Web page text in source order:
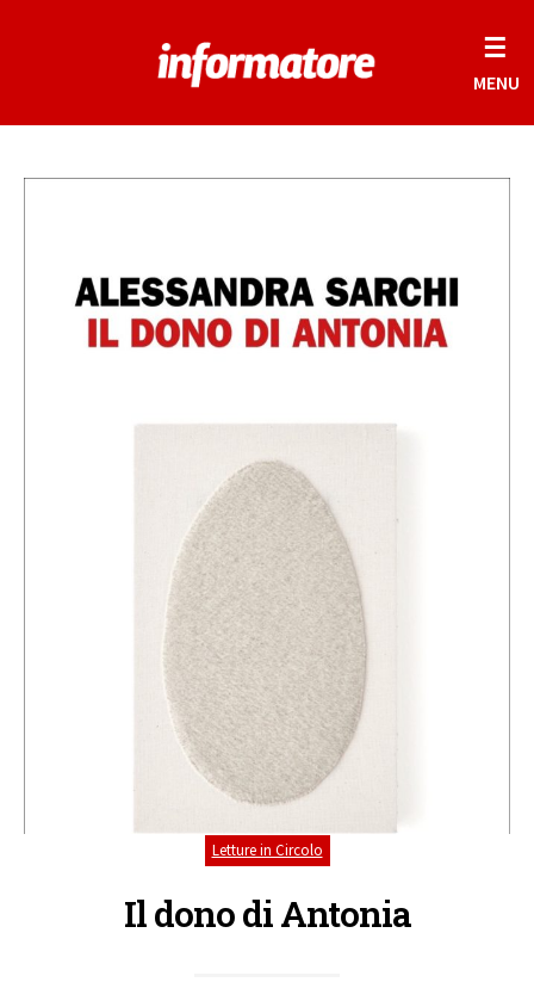
☰
MENU
Letture in Circolo
Il dono di Antonia